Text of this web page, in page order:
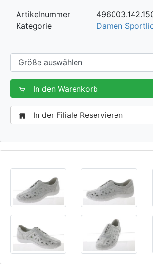
Artikelnummer
Kategorie
Damen
In den Warenkorb
In der Filiale Reservieren